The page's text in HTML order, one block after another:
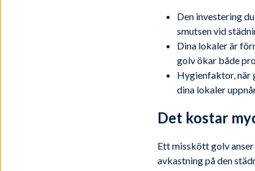
Den investering
smutsen vid
Dina lokaler är
golv ökar både
Hygienfaktor, när
dina lokaler
Det kostar
Ett misskött golv
avkastning på den